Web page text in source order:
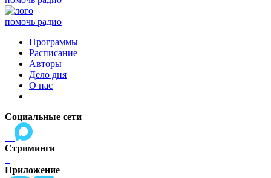
помочь радио
Программы
Расписание
Авторы
Дело дня
О нас
Социальные сети
Стриминги
Приложение